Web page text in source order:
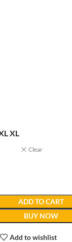
XL
Clear
ADD TO CART
BUY NOW
Add to wishlist